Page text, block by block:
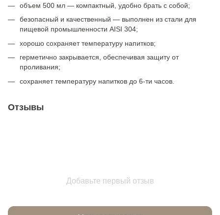
объем 500 мл — компактный, удобно брать с собой;
безопасный и качественный — выполнен из стали для
пищевой промышленности AISI 304;
хорошо сохраняет температуру напитков;
герметично закрывается, обеспечивая защиту от
проливания;
сохраняет температуру напитков до 6-ти часов.
Отзывы
Добавьте первый отзыв